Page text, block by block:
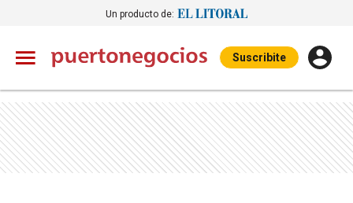
Un producto de:
Suscribite